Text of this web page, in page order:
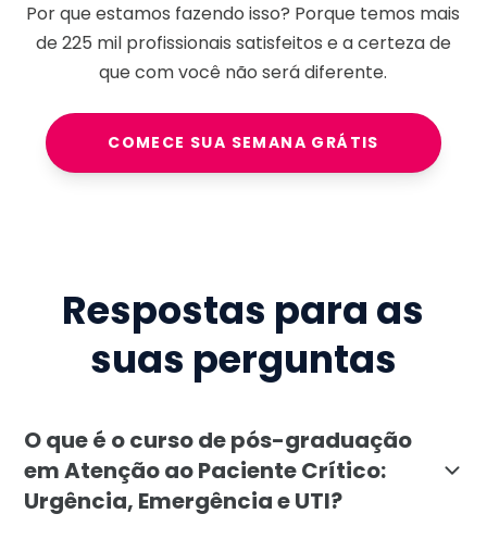
Por que estamos fazendo isso? Porque temos mais
de225 milprofissionais satisfeitos e a certeza de
que com você não será diferente.
COMECE SUA SEMANA GRÁTIS
Respostas para as
suas perguntas
O que é o curso de pós-graduação
em Atenção ao Paciente Crítico:
Urgência, Emergência e UTI?